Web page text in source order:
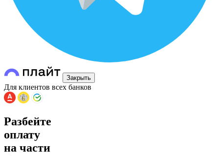
Закрыть
Для клиентов всех банков
Разбейте
оплату
на части